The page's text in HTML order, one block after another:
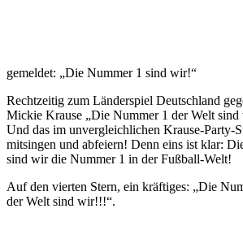
gemeldet: „Die Nummer 1 sind wir!“
Rechtzeitig zum Länderspiel Deutschland
Mickie Krause „Die Nummer 1 der Welt sind
Und das im unvergleichlichen Krause-Party-
mitsingen und abfeiern! Denn eins ist klar:
sind wir die Nummer 1 in der Fußball-Welt!
Auf den vierten Stern, ein kräftiges: „Die
der Welt sind wir!!!“.